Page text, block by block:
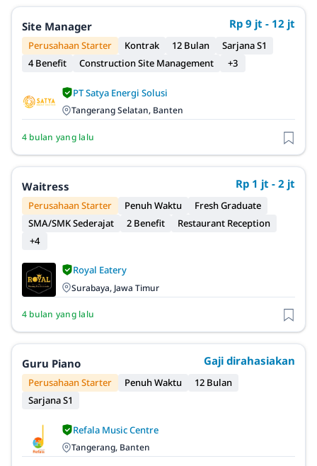
Site Manager Rp 9 jt - 12 jt
Perusahaan Starter Kontrak 12 Bulan
Sarjana S1
4 Benefit
Construction Site Management +3
PT Satya Energi Solusi
Tangerang Selatan, Banten
4 bulan yang lalu
Waitress Rp 1 jt - 2 jt
Perusahaan Starter Penuh Waktu
Fresh Graduate
SMA/SMK Sederajat
2 Benefit
Restaurant Reception
+4
Royal Eatery
Surabaya, Jawa Timur
4 bulan yang lalu
Guru Piano Gaji dirahasiakan
Perusahaan Starter Penuh Waktu
12 Bulan
Sarjana S1
Refala Music Centre
Tangerang, Banten